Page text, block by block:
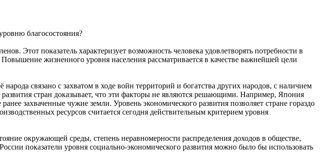
благосостояния?
Этот показатель характеризует возможность человека удовлетворять потребности в
жизненного уровня населения рассматривается в качестве важнейшей цели
связано с захватом в ходе войн территорий и богатства других народов, с наличием
стран доказывает, что эти факторы не являются решающими. Например, Япония
захваченные чужие земли. Уровень экономического развития позволяет стране гораздо
ресурсов считается сегодня действительным критерием уровня
окружающей среды, степень неравномерности распределения доходов в обществе,
показатели уровня социально-экономического развития можно было бы использовать